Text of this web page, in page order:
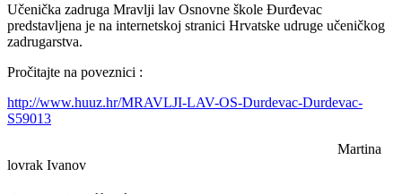
Učenička zadruga Mravlji lav Osnovne škole Đurđevac
predstavljena je na internetskoj stranici Hrvatske udruge učeničkog
zadrugarstva.
Pročitajte na poveznici :
http://www.huuz.hr/MRAVLJI-LAV-OS-Durdevac-Durdevac-
S59013
Martina
lovrak Ivanov